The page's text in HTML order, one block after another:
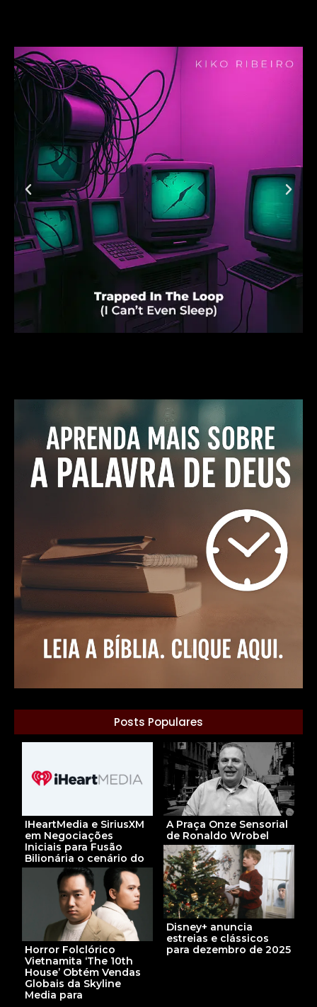
Posts Populares
IHeartMedia e SiriusXM
em Negociações
Iniciais para Fusão
Bilionária o cenário do
A Praça Onze Sensorial
de Ronaldo Wrobel
Disney+ anuncia
estreias e clássicos
para dezembro de 2025
Horror Folclórico
Vietnamita ‘The 10th
House’ Obtém Vendas
Globais da Skyline
Media para